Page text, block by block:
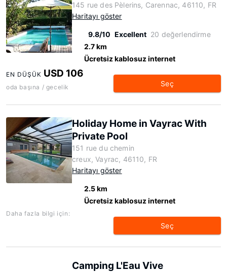
145 rue des Pèlerins, Carennac, 46110, FR
Haritayı göster
9.8/10 Excellent 20 değerlendirme
2.7 km
Ücretsiz kablosuz internet
EN DÜŞÜK USD 106
oda başına / gecelik Seç
Holiday Home in Vayrac With
Private Pool
151 rue du chemin
creux, Vayrac, 46110, FR
Haritayı göster
2.5 km
Ücretsiz kablosuz internet
Daha fazla bilgi için:
Seç
Camping L'Eau Vive